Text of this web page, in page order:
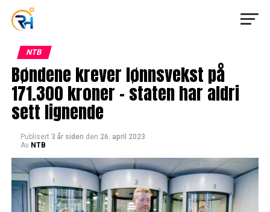
NTB
Bøndene krever lønnsvekst på
171.300 kroner – staten har aldri
sett lignende
Publisert 3 år siden den 26. april 2023
Av NTB